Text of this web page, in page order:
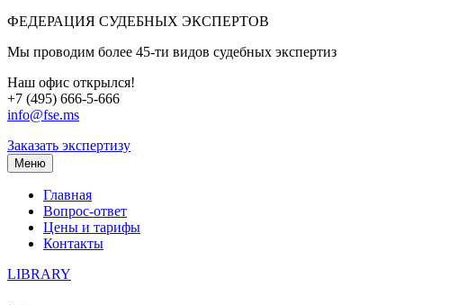
ФЕДЕРАЦИЯ СУДЕБНЫХ ЭКСПЕРТОВ
Мы проводим более 45-ти видов судебных экспертиз
Наш офис открылся!
+7 (495) 666-5-666
info@fse.ms
Заказать экспертизу
Меню
Главная
Вопрос-ответ
Цены и тарифы
Контакты
LIBRARY